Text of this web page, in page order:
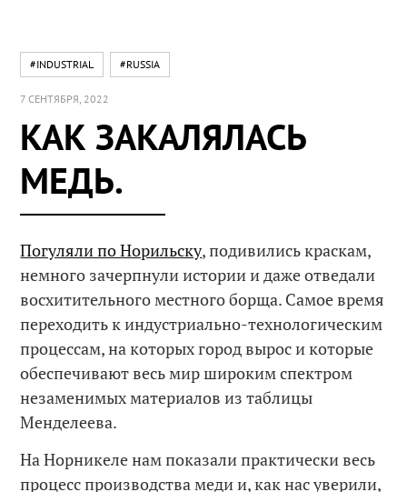
#INDUSTRIAL #RUSSIA
7 СЕНТЯБРЯ, 2022
КАК ЗАКАЛЯЛАСЬ
МЕДЬ.
Погуляли по Норильску, подивились краскам,
немного зачерпнули истории и даже отведали
восхитительного местного борща. Самое время
переходить к индустриально-технологическим
процессам, на которых город вырос и которые
обеспечивают весь мир широким спектром
незаменимых материалов из таблицы
Менделеева.
На Норникеле нам показали практически весь
процесс производства меди и, как нас уверили,